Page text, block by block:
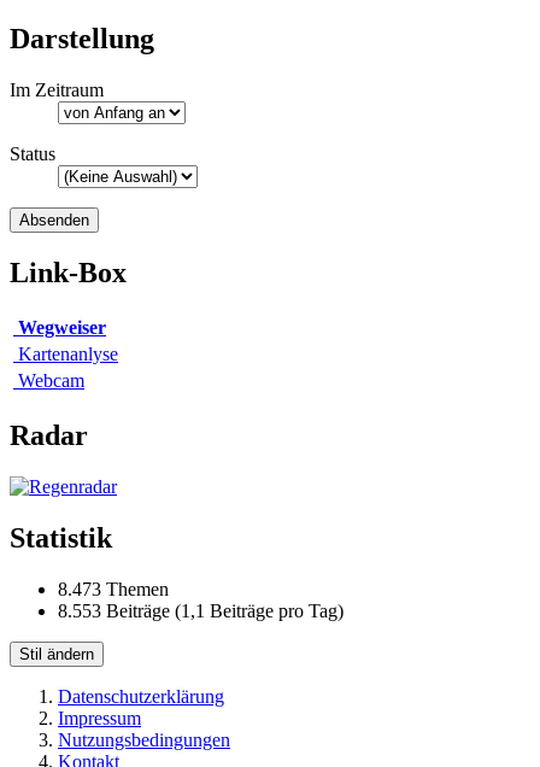
Darstellung
Im Zeitraum
Status
Link-Box
Wegweiser
Kartenanlyse
Webcam
Radar
Statistik
8.473 Themen
8.553 Beiträge (1,1 Beiträge pro Tag)
Stil ändern
Datenschutzerklärung
Impressum
Nutzungsbedingungen
Kontakt